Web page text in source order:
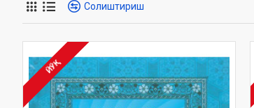
Солиштириш
ЙЎҚ